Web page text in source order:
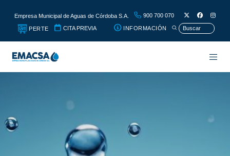
Empresa Municipal de Aguas de Córdoba S.A. 900 700 070
PERTE CITA PREVIA INFORMACIÓN